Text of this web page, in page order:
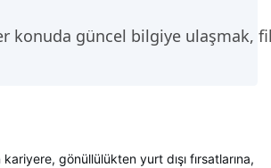
konuda güncel bilgiye ulaşmak,
gönüllülükten yurt dışı fırsatlarına,